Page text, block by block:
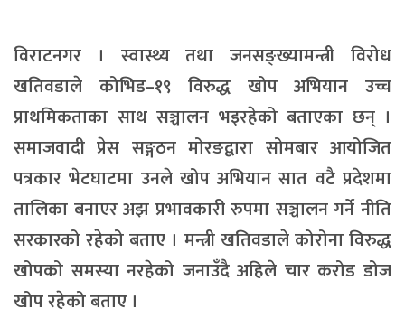
विराटनगर । स्वास्थ्य तथा जनसङ्ख्यामन्त्री विरोध
खतिवडाले कोभिड–१९ विरुद्ध खोप अभियान उच्च
प्राथमिकताका साथ सञ्चालन भइरहेको बताएका छन् ।
समाजवादी प्रेस सङ्गठन मोरङद्वारा सोमबार आयोजित
पत्रकार भेटघाटमा उनले खोप अभियान सात वटै प्रदेशमा
तालिका बनाएर अझ प्रभावकारी रुपमा सञ्चालन गर्ने नीति
सरकारको रहेको बताए । मन्त्री खतिवडाले कोरोना विरुद्ध
खोपको समस्या नरहेको जनाउँदै अहिले चार करोड डोज
खोप रहेको बताए ।